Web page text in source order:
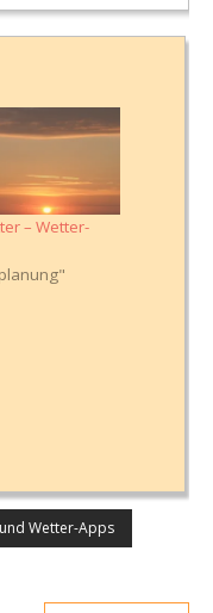
– Wetter-
Wetter-Apps